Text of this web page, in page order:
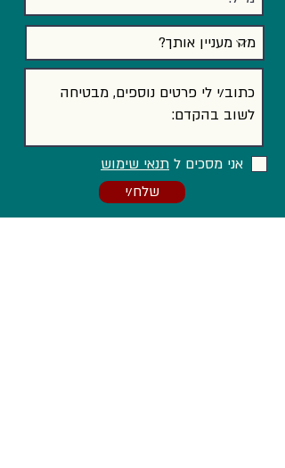
אני מסכים ל תנאי שימוש
שלח/י